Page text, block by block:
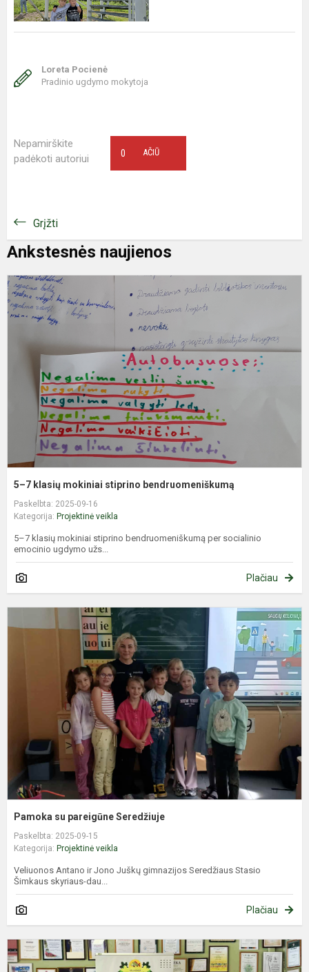
Loreta Pocienė
Pradinio ugdymo mokytoja
Nepamirškite
padėkoti autoriui
AČIŪ
0
Grįžti
Ankstesnės naujienos
5–7 klasių mokiniai stiprino bendruomeniškumą
Paskelbta: 2025-09-16
Kategorija: Projektinė veikla
5–7 klasių mokiniai stiprino bendruomeniškumą per socialinio
emocinio ugdymo užs...
Plačiau
Pamoka su pareigūne Seredžiuje
Paskelbta: 2025-09-15
Kategorija: Projektinė veikla
Veliuonos Antano ir Jono Juškų gimnazijos Seredžiaus Stasio
Šimkaus skyriaus-dau...
Plačiau